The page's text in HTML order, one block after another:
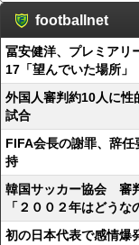
footballnet
冨安健洋、プレミア
17「望んでいた場所
外国人審判約10人に
試合
FIFA会長の謝罪、辞
持
韓国サッカー協会 審
「２００２年はどうな
初の日本代表で感情爆